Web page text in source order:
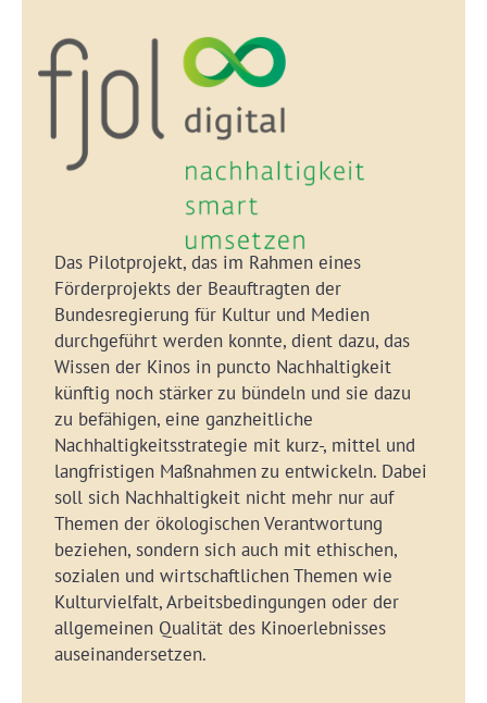
Das Pilotprojekt, das im Rahmen eines
Förderprojekts der Beauftragten der
Bundesregierung für Kultur und Medien
durchgeführt werden konnte, dient dazu, das
Wissen der Kinos in puncto Nachhaltigkeit
künftig noch stärker zu bündeln und sie dazu
zu befähigen, eine ganzheitliche
Nachhaltigkeitsstrategie mit kurz-, mittel und
langfristigen Maßnahmen zu entwickeln. Dabei
soll sich Nachhaltigkeit nicht mehr nur auf
Themen der ökologischen Verantwortung
beziehen, sondern sich auch mit ethischen,
sozialen und wirtschaftlichen Themen wie
Kulturvielfalt, Arbeitsbedingungen oder der
allgemeinen Qualität des Kinoerlebnisses
auseinandersetzen.